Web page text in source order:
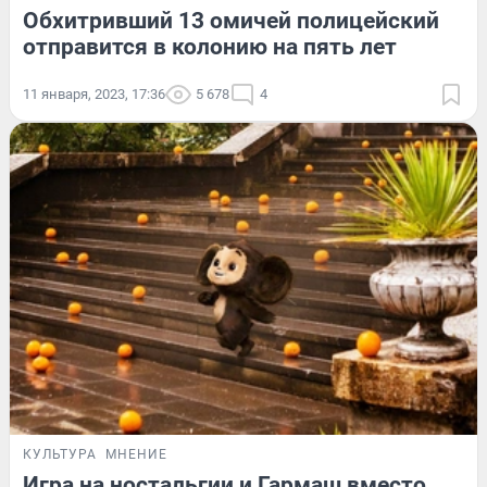
Обхитривший 13 омичей полицейский
отправится в колонию на пять лет
11 января, 2023, 17:36 5 678 4
КУЛЬТУРА МНЕНИЕ